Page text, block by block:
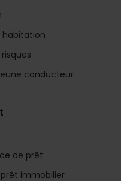
habitation
conducteur
de prêt
immobilier